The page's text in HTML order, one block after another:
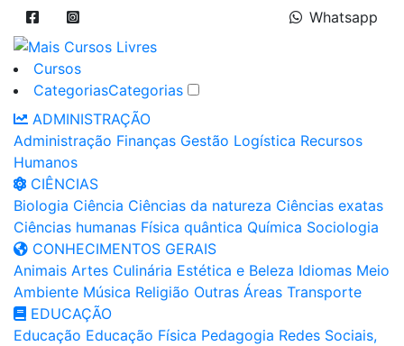
Whatsapp
Cursos
CategoriasCategorias
ADMINISTRAÇÃO
Administração Finanças Gestão Logística Recursos
Humanos
CIÊNCIAS
Biologia Ciência Ciências da natureza Ciências exatas
Ciências humanas Física quântica Química Sociologia
CONHECIMENTOS GERAIS
Animais Artes Culinária Estética e Beleza Idiomas Meio
Ambiente Música Religião Outras Áreas Transporte
EDUCAÇÃO
Educação Educação Física Pedagogia Redes Sociais,